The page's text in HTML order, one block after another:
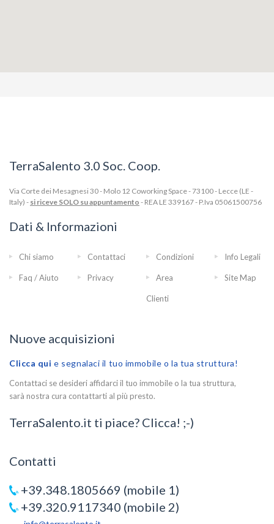
TerraSalento 3.0 Soc. Coop.
Via Corte dei Mesagnesi 30 - Molo 12 Coworking Space - 73100 - Lecce (LE -
Italy) - si riceve SOLO su appuntamento - REA LE 339167 - P.Iva 05061500756
Dati & Informazioni
Chi siamo Contattaci Condizioni Info Legali
Faq / Aiuto Privacy Area
Clienti
Site Map
Nuove acquisizioni
Clicca qui e segnalaci il tuo immobile o la tua struttura!
Contattaci se desideri affidarci il tuo immobile o la tua struttura,
sarà nostra cura contattarti al più presto.
TerraSalento.it ti piace? Clicca! ;-)
Contatti
+39.348.1805669 (mobile 1)
+39.320.9117340 (mobile 2)